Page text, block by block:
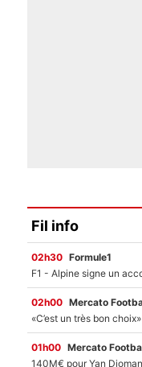
Fil info
02h30 Formule1
02h00 Mercato
01h00 Mercato